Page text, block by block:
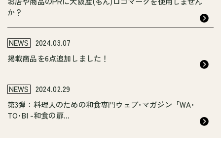
か？
NEWS
2024.03.07
掲載商品を6点追加しました！
NEWS
2024.02.29
第3弾：料理人のための和食専門ウェブ･マガジン「WA･
TO･BI -和食の扉...